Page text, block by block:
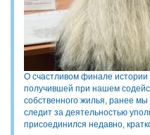
О счастливом финале
получившей при нашем
собственного жилья, ранее
следит за деятельностью
присоединился недавно,